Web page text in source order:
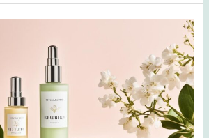
קרם
פנים
אמבריוליס:
סוד
היופי
הצרפתי